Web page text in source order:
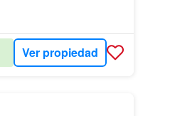
Ver propiedad